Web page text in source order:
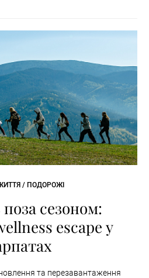
/ ПОДОРОЖІ
сезоном:
escape у
та перезавантаження